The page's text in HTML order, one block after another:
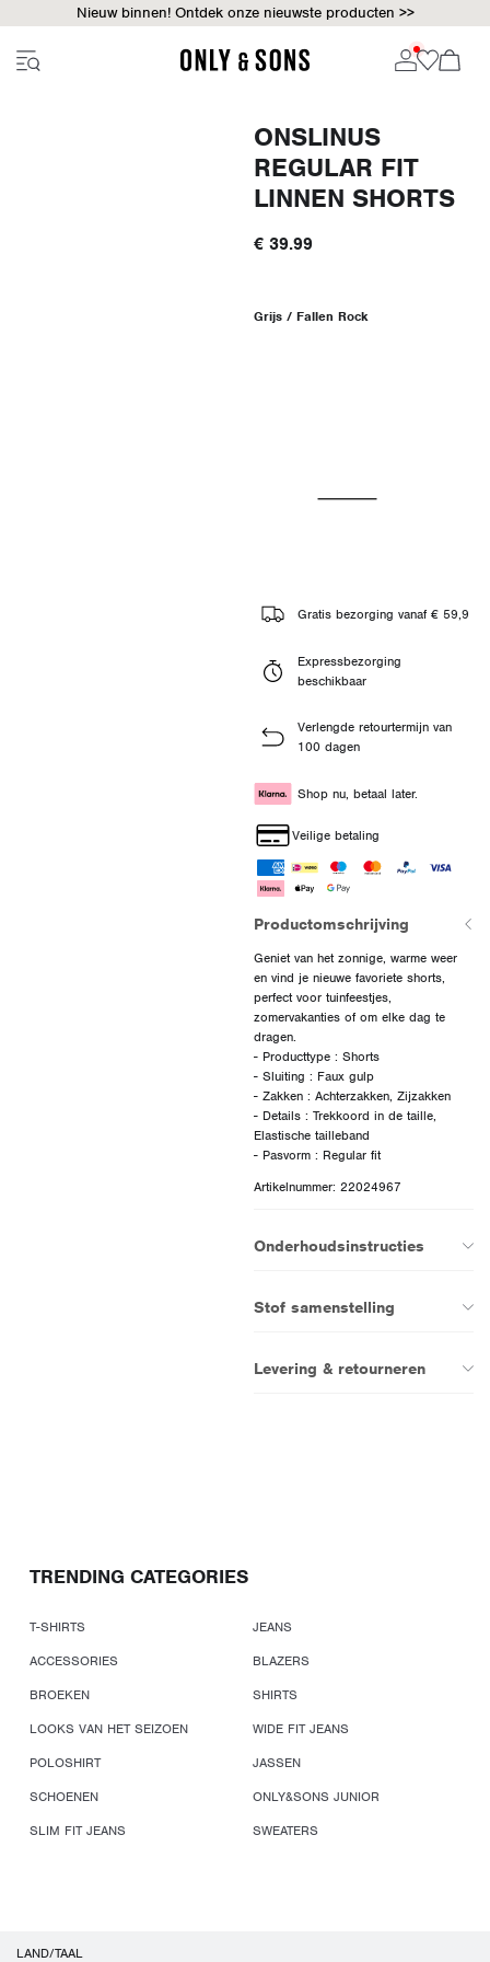
Nieuw binnen! Ontdek onze nieuwste producten >>
ONSLINUS
REGULAR FIT
LINNEN SHORTS
€ 39.99
Grijs / Fallen Rock
Gratis bezorging vanaf € 59,9
Expressbezorging
beschikbaar
Verlengde retourtermijn van
100 dagen
Shop nu, betaal later.
Veilige betaling
Productomschrijving
Geniet van het zonnige, warme weer
en vind je nieuwe favoriete shorts,
perfect voor tuinfeestjes,
zomervakanties of om elke dag te
dragen.
- Producttype : Shorts
- Sluiting : Faux gulp
- Zakken : Achterzakken, Zijzakken
- Details : Trekkoord in de taille,
Elastische tailleband
- Pasvorm : Regular fit
Artikelnummer: 22024967
Onderhoudsinstructies
Stof samenstelling
Levering & retourneren
TRENDING CATEGORIES
T-SHIRTS
JEANS
ACCESSORIES
BLAZERS
BROEKEN
SHIRTS
LOOKS VAN HET SEIZOEN
WIDE FIT JEANS
POLOSHIRT
JASSEN
SCHOENEN
ONLY&SONS JUNIOR
SLIM FIT JEANS
SWEATERS
LAND/TAAL